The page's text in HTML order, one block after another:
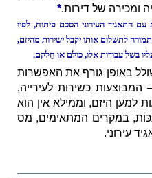
ומכירה של דירות.*
התאגיד העירוני הסכם פיתוח, לפיו
לתשלום אותו יקבל ישירות מהיזם,
בשל עבודות אלו, כולם או חֵלקם.
באופן גורף את האפשרות
המבוצעות כשירות לעירייה,
למען היזם, וממילא אין הוא
במקרים המתאימים, מס
עירוני.